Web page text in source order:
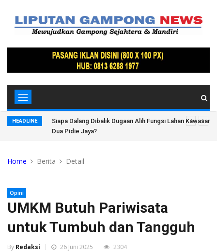
HEADLINE
Siapa Dalang Dibalik Dugaan Alih Fungsi Lahan Kawasan
Dua Pidie Jaya?
Home Berita Detail
Opini
UMKM Butuh Pariwisata
untuk Tumbuh dan Tangguh
By Redaksi 26 Juni 2025 2304